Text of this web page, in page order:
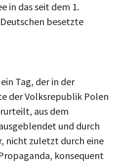
in das seit dem 1.
besetzte
Tag, der in der
der Volksrepublik Polen
aus dem
und durch
nicht zuletzt durch eine
konsequent